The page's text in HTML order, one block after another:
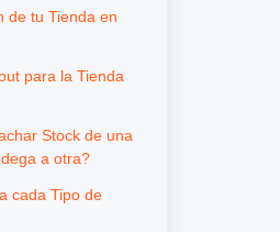
de tu Tienda en
para la Tienda
Stock de una
a otra?
cada Tipo de